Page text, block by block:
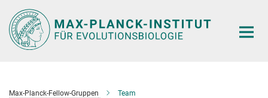
Hauptinhalt
Max-Planck-Fellow-Gruppen Team